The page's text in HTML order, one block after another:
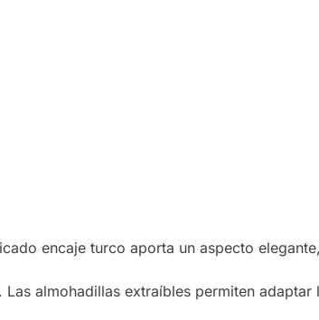
encaje turco aporta un aspecto
almohadillas extraíbles permiten adaptar